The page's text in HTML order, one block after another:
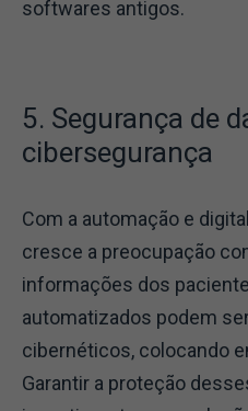
softwares antigos.
5. Segurança de
cibersegurança
Com a automação e
cresce a preocupação
informações dos
automatizados podem
cibernéticos, colocando
Garantir a proteção